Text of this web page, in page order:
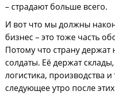
– страдают больше всего.
И вот что мы должны
бизнес – это тоже часть
Потому что страну
солдаты. Её держат
логистика, производства
следующее утро после